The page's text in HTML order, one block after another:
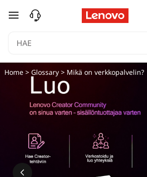
siirry pääsisältöön
Home> Glossary> Mikä on verkkopalvelin?